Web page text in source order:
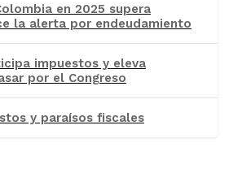
en 2025 supera
la alerta por endeudamiento
impuestos y eleva
por el Congreso
y paraísos fiscales